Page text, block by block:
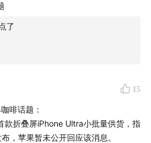
点了
15
啡话题：
款折叠屏iPhone Ultra小批量供货，指
，苹果暂未公开回应该消息。